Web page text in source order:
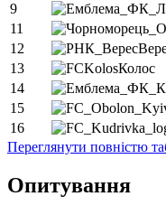
Yaroslav :О чатик
SVAT :1-й тур граємо на
Вересом, другий
в третьому вдома з ДК, але
мабуть буде перенос
SVAT :З тютюнником 10-
орієнтовно 19 жовтня
Hatsyk:SVAT, не можу
SVAT :Hatsyk, Куди можна
9
11
12
13
Колос
14
15
16
Переглянути повністю
Опитування